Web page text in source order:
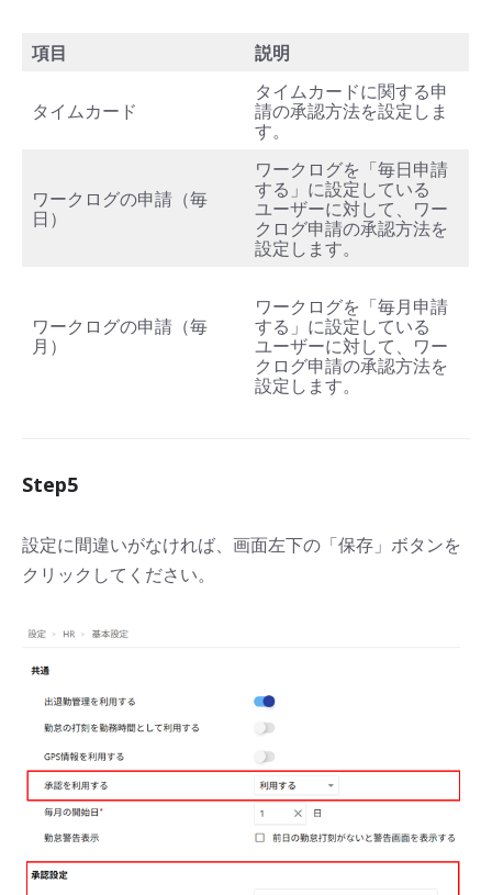
項目 説明
タイムカード
タイムカードに関する申
請の承認方法を設定しま
す。
ワークログの申請（毎
日）
ワークログを「毎日申請
する」に設定している
ユーザーに対して、ワー
クログ申請の承認方法を
設定します。
ワークログの申請（毎
月）
ワークログを「毎月申請
する」に設定している
ユーザーに対して、ワー
クログ申請の承認方法を
設定します。
Step5
設定に間違いがなければ、画面左下の「保存」ボタンを
クリックしてください。